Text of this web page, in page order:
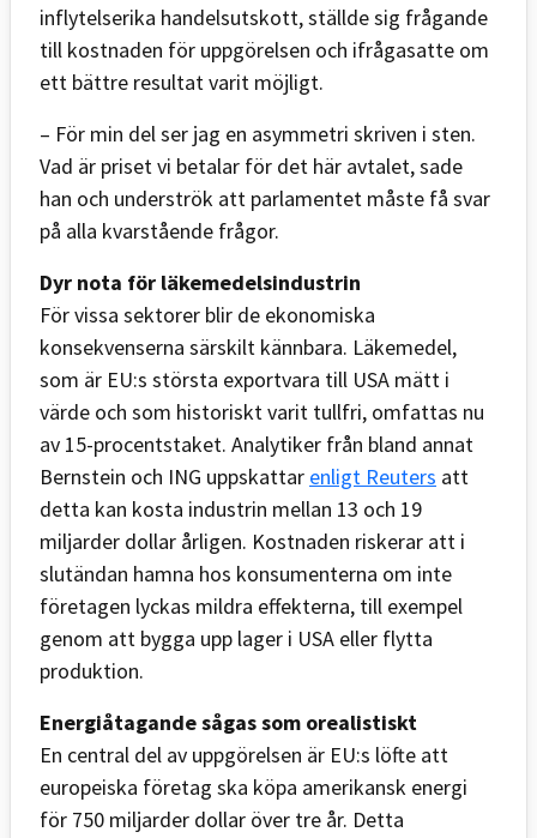
inflytelserika handelsutskott, ställde sig frågande
till kostnaden för uppgörelsen och ifrågasatte om
ett bättre resultat varit möjligt.
– För min del ser jag en asymmetri skriven i sten.
Vad är priset vi betalar för det här avtalet, sade
han och underströk att parlamentet måste få svar
på alla kvarstående frågor.
Dyr nota för läkemedelsindustrin
För vissa sektorer blir de ekonomiska
konsekvenserna särskilt kännbara. Läkemedel,
som är EU:s största exportvara till USA mätt i
värde och som historiskt varit tullfri, omfattas nu
av 15-procentstaket. Analytiker från bland annat
Bernstein och ING uppskattar enligt Reuters att
detta kan kosta industrin mellan 13 och 19
miljarder dollar årligen. Kostnaden riskerar att i
slutändan hamna hos konsumenterna om inte
företagen lyckas mildra effekterna, till exempel
genom att bygga upp lager i USA eller flytta
produktion.
Energiåtagande sågas som orealistiskt
En central del av uppgörelsen är EU:s löfte att
europeiska företag ska köpa amerikansk energi
för 750 miljarder dollar över tre år. Detta